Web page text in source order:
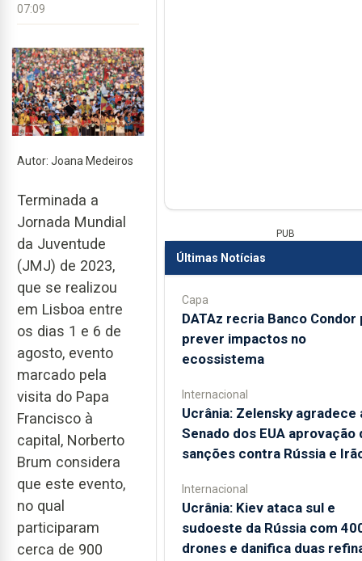
07:09
Autor: Joana Medeiros
Terminada a
Jornada Mundial
da Juventude
(JMJ) de 2023,
que se realizou
em Lisboa entre
os dias 1 e 6 de
agosto, evento
marcado pela
visita do Papa
Francisco à
capital, Norberto
Brum considera
que este evento,
no qual
participaram
cerca de 900
PUB
Últimas Notícias
Capa
DATAz recria Banco Condor
prever impactos no
ecossistema
Internacional
Ucrânia: Zelensky agradece
Senado dos EUA aprovação
sanções contra Rússia e
Internacional
Ucrânia: Kiev ataca sul e
sudoeste da Rússia com
drones e danifica duas